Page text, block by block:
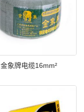
金象牌电缆16mm²